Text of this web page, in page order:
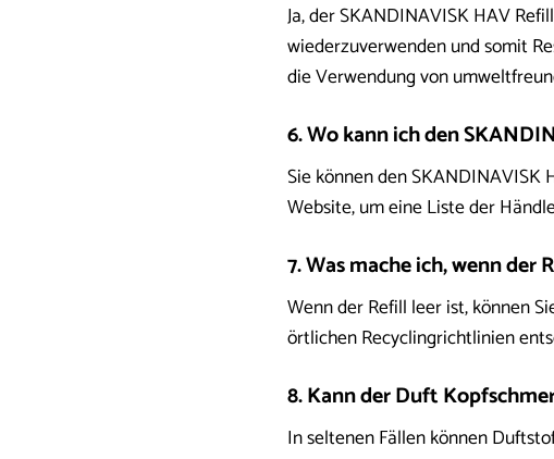
Ja, der SKANDINAVISK HAV
wiederzuverwenden und somit
die Verwendung von
6. Wo kann ich den
Sie können den SKANDINAVISK
Website, um eine Liste der
7. Was mache ich, wenn der
Wenn der Refill leer ist, können
örtlichen Recyclingrichtlinien
8. Kann der Duft
In seltenen Fällen können